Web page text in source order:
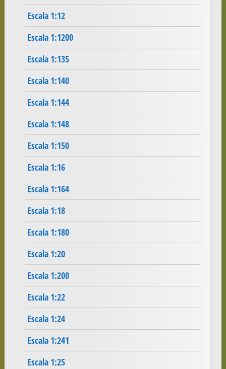
Escala 1:12
Escala 1:1200
Escala 1:135
Escala 1:140
Escala 1:144
Escala 1:148
Escala 1:150
Escala 1:16
Escala 1:164
Escala 1:18
Escala 1:180
Escala 1:20
Escala 1:200
Escala 1:22
Escala 1:24
Escala 1:241
Escala 1:25